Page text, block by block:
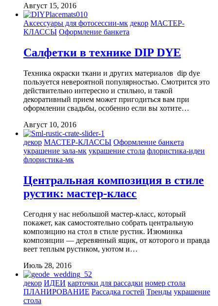
Август 15, 2016
Аксессуары для фотосессии-мк декор МАСТЕР-
КЛАССЫ Оформление банкета
Салфетки в технике DIP DYE
Техника окраски ткани и других материалов dip dye
пользуется невероятной популярностью. Смотрится это
действительно интересно и стильно, и такой
декоративный прием может пригодиться вам при
оформлении свадьбы, особенно если вы хотите…
Август 10, 2016
декор МАСТЕР-КЛАССЫ Оформление банкета
украшение зала-мк украшение стола флористика-идеи
флористика-мк
Центральная композиция в стиле
рустик: мастер-класс
Сегодня у нас небольшой мастер-класс, который
покажет, как самостоятельно собрать центральную
композицию на стол в стиле рустик. Изюминка
композиции — деревянный ящик, от которого и правда
веет теплым рустиком, уютом и…
Июль 28, 2016
декор ИДЕИ карточки для рассадки номер стола
ПЛАНИРОВАНИЕ Рассадка гостей Тренды украшение
стола